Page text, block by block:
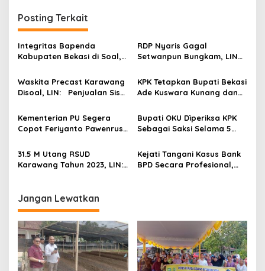
a
s
i
o
Posting Terkait
Integritas Bapenda
Kabupaten Bekasi di Soal,
Rp,120 Milliar Insentif bagi
ASN, Uji Nyali untuk KPK.!
RDP Nyaris Gagal
Setwanpun Bungkam, LIN
Tangan
Waskita Precast Karawang
Disoal, LIN: Penjualan Sisa
Kangkangi UU No 7/2021
KPK Tetapkan Bupati Bekasi
Ade Kuswara Kunang dan
Tersangka Suap Proyek
Kementerian PU Segera
Copot Feriyanto Pawenrusi
Palembang, Diduga Banyak
Proyek Fiktif pada BBWS
Sumatera VIII
Bupati OKU Dìperiksa KPK
Sebagai Saksi Selama 5
31.5 M Utang RSUD
Karawang Tahun 2023, LIN:
Kejati Tangani Kasus Bank
BPD Secara Profesional,
Jangan Lewatkan